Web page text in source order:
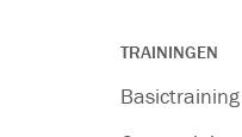
TRAININGEN
Basictraining